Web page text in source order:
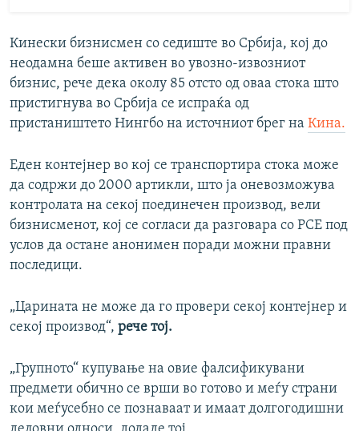
Кинески бизнисмен со седиште во Србија, кој до
неодамна беше активен во увозно-извозниот
бизнис, рече дека околу 85 отсто од оваа стока што
пристигнува во Србија се испраќа од
пристаништето Нингбо на источниот брег на Кина.
Еден контејнер во кој се транспортира стока може
да содржи до 2000 артикли, што ја оневозможува
контролата на секој поединечен производ, вели
бизнисменот, кој се согласи да разговара со РСЕ под
услов да остане анонимен поради можни правни
последици.
„Царината не може да го провери секој контејнер и
секој производ“, рече тој.
„Групното“ купување на овие фалсификувани
предмети обично се врши во готово и меѓу страни
кои меѓусебно се познаваат и имаат долгогодишни